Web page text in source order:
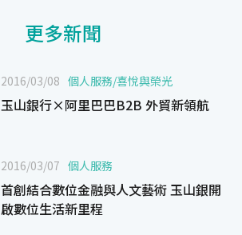
更多新聞
2016/03/08 個人服務/喜悅與榮光
玉山銀行×阿里巴巴B2B 外貿新領航
2016/03/07 個人服務
首創結合數位金融與人文藝術 玉山銀開
啟數位生活新里程